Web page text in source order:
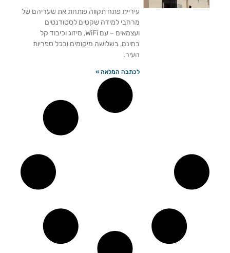
עיריית פתח תקווה פותחת את שעריהם של
מרחבי למידה שקטים לסטודנטים
ועצמאים – עם WiFi, מיזוג וכיבוד קל
בחינם, בשלושה מיקומים ובכל ספריות
העיר.
לכתבה המלאה »